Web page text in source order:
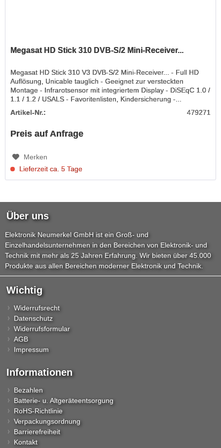
Megasat HD Stick 310 DVB-S/2 Mini-Receiver...
Megasat HD Stick 310 V3 DVB-S/2 Mini-Receiver... - Full HD
Auflösung, Unicable tauglich - Geeignet zur versteckten
Montage - Infrarotsensor mit integriertem Display - DiSEqC 1.0 /
1.1 / 1.2 / USALS - Favoritenlisten, Kindersicherung -...
Artikel-Nr.:
479271
Preis auf Anfrage
Merken
Lieferzeit ca. 5 Tage
Über uns
Elektronik Neumerkel GmbH ist ein Groß- und
Einzelhandelsunternehmen in den Bereichen von Elektronik- und
Technik mit mehr als 25 Jahren Erfahrung. Wir bieten über 45.000
Produkte aus allen Bereichen moderner Elektronik und Technik.
Wichtig
Widerrufsrecht
Datenschutz
Widerrufsformular
AGB
Impressum
Informationen
Bezahlen
Batterie- u. Altgeräteentsorgung
RoHS-Richtlinie
Verpackungsordnung
Barrierefreiheit
Kontakt